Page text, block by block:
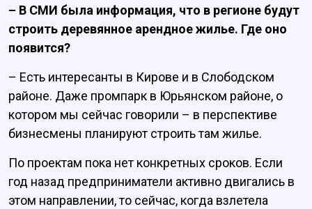
– В СМИ была информация, что в регионе будут
строить деревянное арендное жилье. Где оно
появится?
– Есть интересанты в Кирове и в Слободском
районе. Даже промпарк в Юрьянском районе, о
котором мы сейчас говорили – в перспективе
бизнесмены планируют строить там жилье.
По проектам пока нет конкретных сроков. Если
год назад предприниматели активно двигались в
этом направлении, то сейчас, когда взлетела